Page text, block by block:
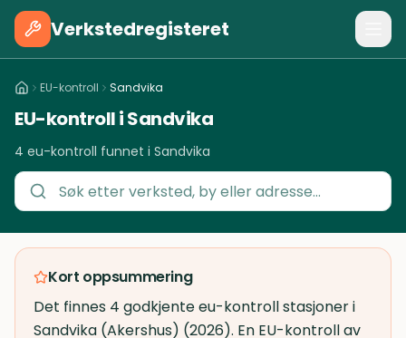
Verkstedregisteret
EU-kontroll Sandvika
EU-kontroll i Sandvika
4 eu-kontroll funnet i Sandvika
Kort oppsummering
Det finnes 4 godkjente eu-kontroll stasjoner i
Sandvika (Akershus) (2026). En EU-kontroll av